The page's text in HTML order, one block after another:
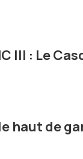
III : Le
haut de